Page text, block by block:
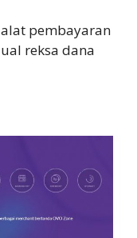
pembayaran
reksa dana